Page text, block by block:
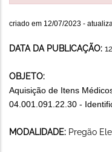
criado em 12/07/2023 -
DATA DA PUBLICAÇÃO:
OBJETO:
Aquisição de Itens
04.001.091.22.30 -
MODALIDADE: Pregão